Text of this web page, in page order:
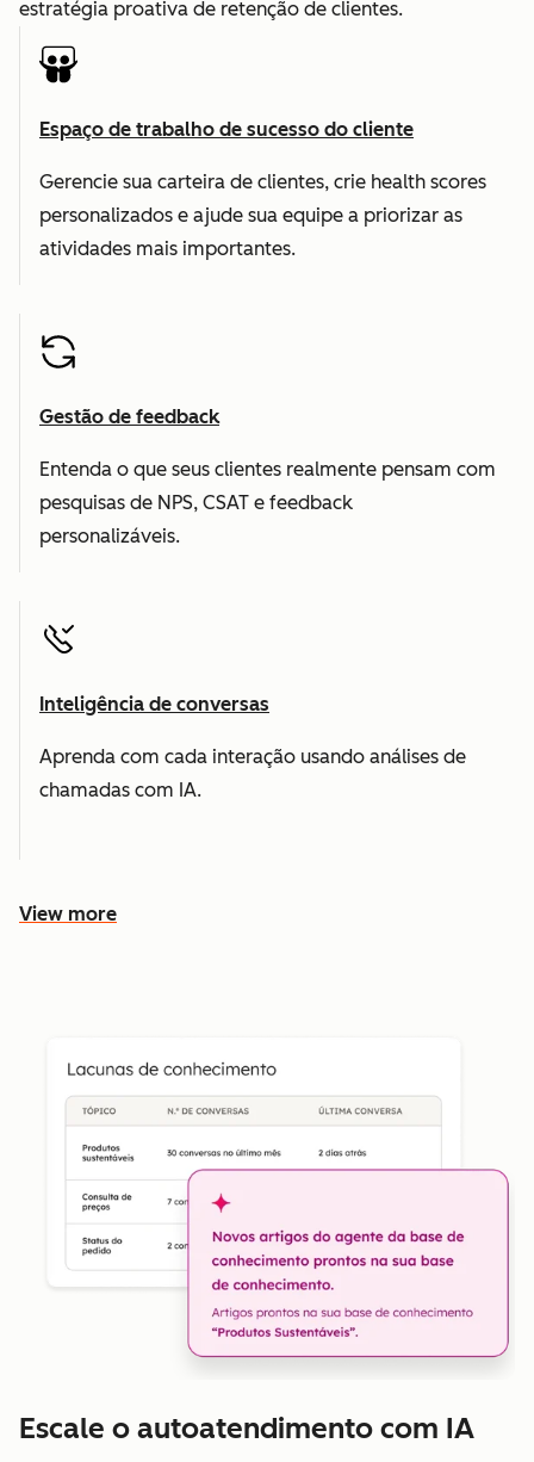
estratégia proativa de retenção de clientes.
Espaço de trabalho de sucesso do cliente
Gerencie sua carteira de clientes, crie health scores
personalizados e ajude sua equipe a priorizar as
atividades mais importantes.
Gestão de feedback
Entenda o que seus clientes realmente pensam com
pesquisas de NPS, CSAT e feedback
personalizáveis.
Inteligência de conversas
Aprenda com cada interação usando análises de
chamadas com IA.
View more
Escale o autoatendimento com IA